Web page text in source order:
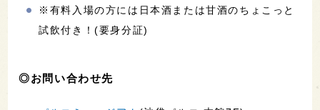
※有料入場の方には日本酒または甘酒のちょこっと
試飲付き！(要身分証)
◎お問い合わせ先